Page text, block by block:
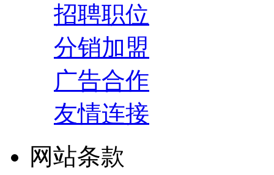
招聘职位
分销加盟
广告合作
友情连接
网站条款